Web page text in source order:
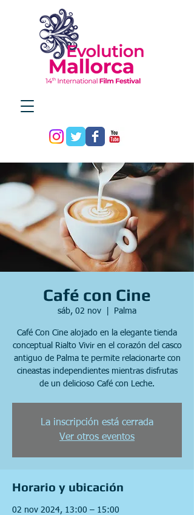
Café con Cine
sáb, 02 nov Palma
Café Con Cine alojado en la elegante tienda
conceptual Rialto Vivir en el corazón del casco
antiguo de Palma te permite relacionarte con
cineastas independientes mientras disfrutas
de un delicioso Café con Leche.
La inscripción está cerrada
Ver otros eventos
Horario y ubicación
02 nov 2024, 13:00 – 15:00